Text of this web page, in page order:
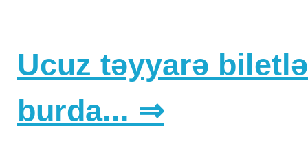
Ucuz təyyarə
burda... ⇒